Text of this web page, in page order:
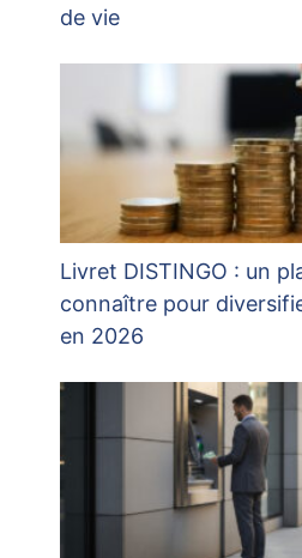
de vie
Livret DISTINGO : un
connaître pour
en 2026